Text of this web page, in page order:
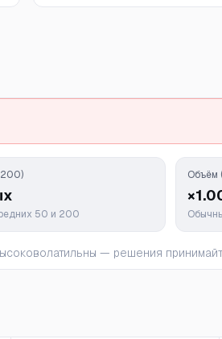
50 и 200
Объём
— решения